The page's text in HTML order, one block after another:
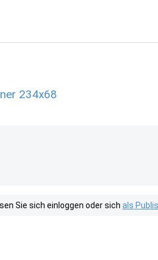
234x68
Sie sich einloggen oder sich als